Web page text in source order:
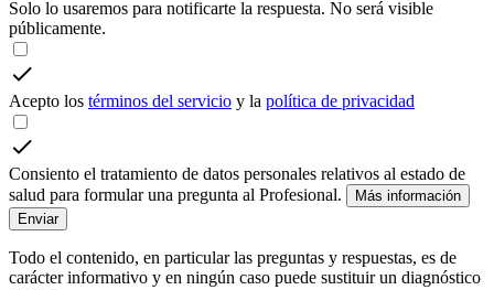
Solo lo usaremos para notificarte la respuesta. No será visible
públicamente.
Acepto los términos del servicio y la política de privacidad
Consiento el tratamiento de datos personales relativos al estado de
salud para formular una pregunta al Profesional.
Más información
Enviar
Todo el contenido, en particular las preguntas y respuestas, es de
carácter informativo y en ningún caso puede sustituir un diagnóstico